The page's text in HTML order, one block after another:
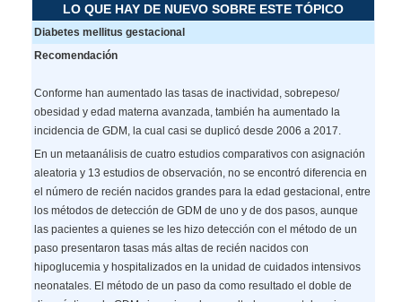
LO QUE HAY DE NUEVO SOBRE ESTE TÓPICO
Diabetes mellitus gestacional
Recomendación
Conforme han aumentado las tasas de inactividad, sobrepeso/
obesidad y edad materna avanzada, también ha aumentado la
incidencia de GDM, la cual casi se duplicó desde 2006 a 2017.
En un metaanálisis de cuatro estudios comparativos con asignación
aleatoria y 13 estudios de observación, no se encontró diferencia en
el número de recién nacidos grandes para la edad gestacional, entre
los métodos de detección de GDM de uno y de dos pasos, aunque
las pacientes a quienes se les hizo detección con el método de un
paso presentaron tasas más altas de recién nacidos con
hipoglucemia y hospitalizados en la unidad de cuidados intensivos
neonatales. El método de un paso da como resultado el doble de